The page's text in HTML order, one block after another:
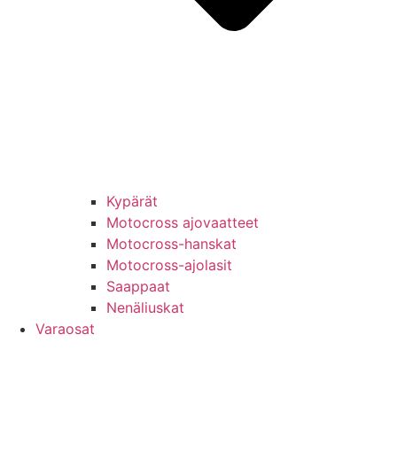
Kypärät
Motocross ajovaatteet
Motocross-hanskat
Motocross-ajolasit
Saappaat
Nenäliuskat
Varaosat